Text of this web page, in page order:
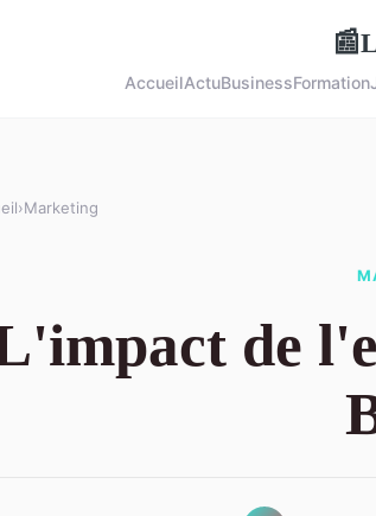
📰
AccueilActuBusinessFormation
›Marketing
de